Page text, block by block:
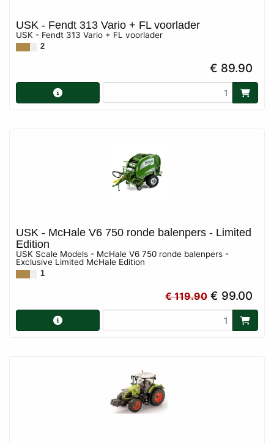
USK - Fendt 313 Vario + FL voorlader
USK - Fendt 313 Vario + FL voorlader
2
€ 89.90
USK - McHale V6 750 ronde balenpers - Limited
Edition
USK Scale Models - McHale V6 750 ronde balenpers -
Exclusive Limited McHale Edition
1
€ 119.90 € 99.00